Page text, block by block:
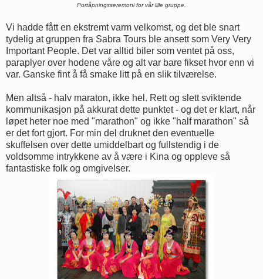
Portåpningsseremoni for vår lille gruppe.
Vi hadde fått en ekstremt varm velkomst, og det ble snart
tydelig at gruppen fra Sabra Tours ble ansett som Very Very
Important People. Det var alltid biler som ventet på oss,
paraplyer over hodene våre og alt var bare fikset hvor enn vi
var. Ganske fint å få smake litt på en slik tilværelse.
Men altså - halv maraton, ikke hel. Rett og slett sviktende
kommunikasjon på akkurat dette punktet - og det er klart, når
løpet heter noe med "marathon" og ikke "half marathon" så
er det fort gjort. For min del druknet den eventuelle
skuffelsen over dette umiddelbart og fullstendig i de
voldsomme intrykkene av å være i Kina og oppleve så
fantastiske folk og omgivelser.